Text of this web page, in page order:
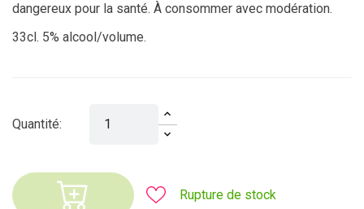
dangereux pour la santé. À consommer avec modération.
33cl. 5% alcool/volume.
Quantité:
Rupture de stock